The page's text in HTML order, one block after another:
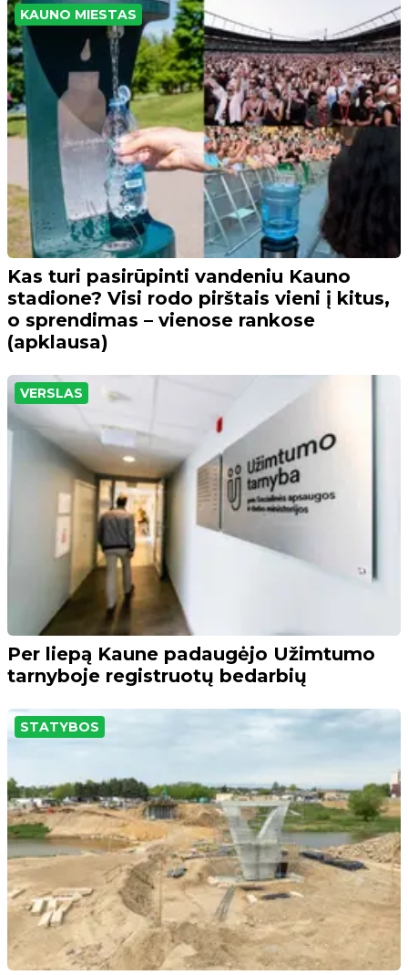
KAUNO MIESTAS
Kas turi pasirūpinti vandeniu Kauno
stadione? Visi rodo pirštais vieni į kitus,
o sprendimas – vienose rankose
(apklausa)
VERSLAS
Per liepą Kaune padaugėjo Užimtumo
tarnyboje registruotų bedarbių
STATYBOS